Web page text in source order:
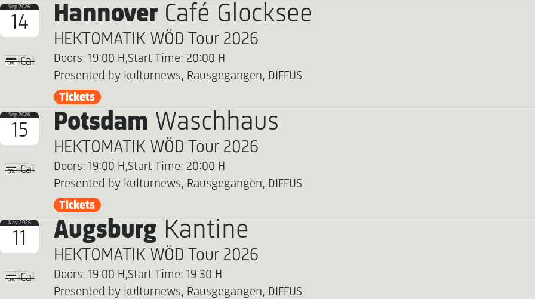
Sep 2026
14
iCal
Hannover Café Glocksee
HEKTOMATIK WÖD Tour 2026
Doors: 19:00 H,Start Time: 20:00 H
Presented by kulturnews, Rausgegangen, DIFFUS
Tickets
Sep 2026
15
iCal
Potsdam Waschhaus
HEKTOMATIK WÖD Tour 2026
Doors: 19:00 H,Start Time: 20:00 H
Presented by kulturnews, Rausgegangen, DIFFUS
Tickets
Nov 2026
11
iCal
Augsburg Kantine
HEKTOMATIK WÖD Tour 2026
Doors: 19:00 H,Start Time: 19:30 H
Presented by kulturnews, Rausgegangen, DIFFUS